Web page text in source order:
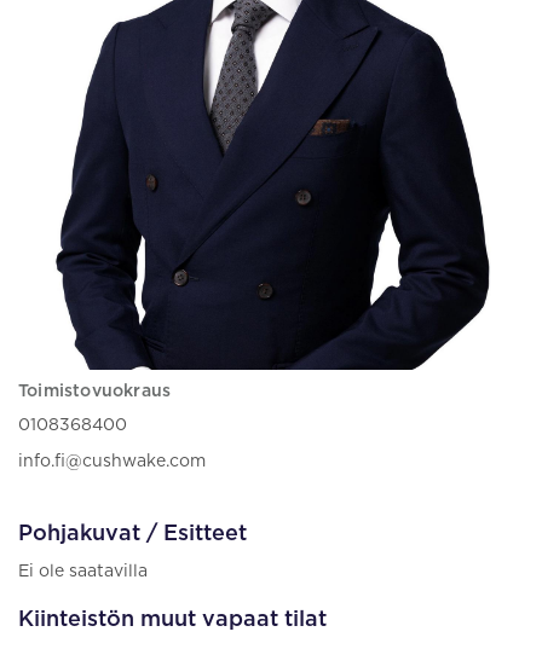
Toimistovuokraus
0108368400
info.fi@cushwake.com
Pohjakuvat / Esitteet
Ei ole saatavilla
Kiinteistön muut vapaat tilat